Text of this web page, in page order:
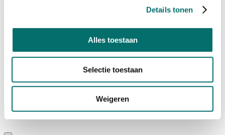
Details tonen
Alles toestaan
Selectie toestaan
Weigeren
Vacatures
Ticket kopen voor Horecava
TICKETS HORECAVA
NIEUWSBRIEF